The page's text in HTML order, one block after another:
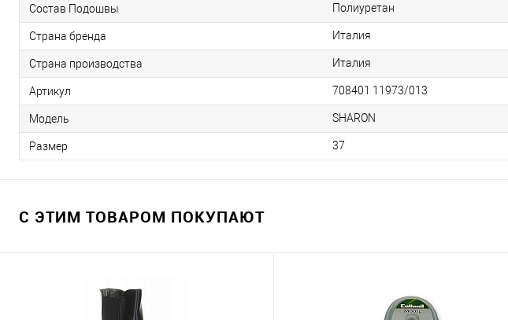
Состав Подошвы Полиуретан
Страна бренда Италия
Страна производства Италия
Артикул 708401 11973/013
Модель SHARON
Размер 37
С ЭТИМ ТОВАРОМ ПОКУПАЮТ